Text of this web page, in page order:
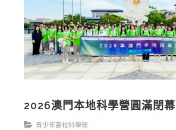
2026澳門本地科學營圓滿閉幕
青少年高校科學營